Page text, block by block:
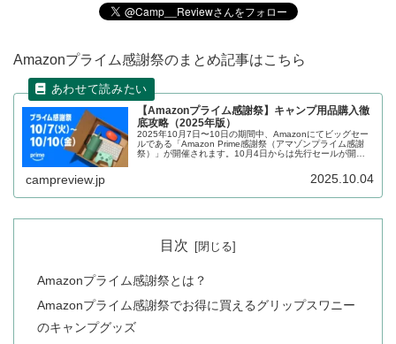
Amazonプライム感謝祭のまとめ記事はこちら
【Amazonプライム感謝祭】キャンプ用品購入徹
底攻略（2025年版）
2025年10月7日〜10日の期間中、Amazonにてビッグセー
ルである「Amazon Prime感謝祭（アマゾンプライム感謝
祭）」が開催されます。10月4日からは先行セールが開催
略方法、セール前の準備、セール対象となっている商品を
campreview.jp 2025.10.04
目次
Amazonプライム感謝祭とは？
Amazonプライム感謝祭でお得に買えるグリップスワニー
のキャンプグッズ